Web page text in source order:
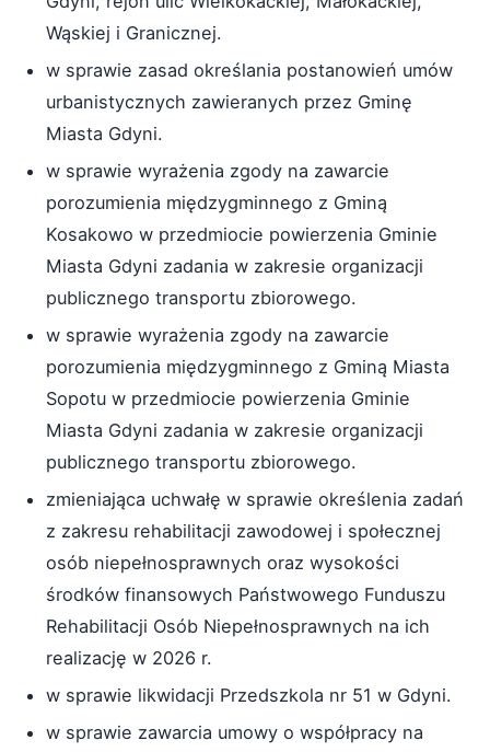
Wąskiej i Granicznej.
w sprawie zasad określania postanowień umów
urbanistycznych zawieranych przez Gminę
Miasta Gdyni.
w sprawie wyrażenia zgody na zawarcie
porozumienia międzygminnego z Gminą
Kosakowo w przedmiocie powierzenia Gminie
Miasta Gdyni zadania w zakresie organizacji
publicznego transportu zbiorowego.
w sprawie wyrażenia zgody na zawarcie
porozumienia międzygminnego z Gminą Miasta
Sopotu w przedmiocie powierzenia Gminie
Miasta Gdyni zadania w zakresie organizacji
publicznego transportu zbiorowego.
zmieniająca uchwałę w sprawie określenia zadań
z zakresu rehabilitacji zawodowej i społecznej
osób niepełnosprawnych oraz wysokości
środków finansowych Państwowego Funduszu
Rehabilitacji Osób Niepełnosprawnych na ich
realizację w 2026 r.
w sprawie likwidacji Przedszkola nr 51 w Gdyni.
w sprawie zawarcia umowy o współpracy na